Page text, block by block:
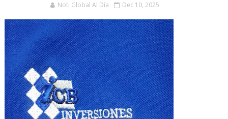
Noti Global Al Día Dec 10, 2025